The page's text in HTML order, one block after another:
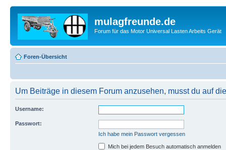
mulagfreunde.de
Forum für das Motor Universal Lasten Arbeits Gerät
Foren-Übersicht
Um Beiträge in diesem Forum anzusehen, musst du auf
Username:
Passwort:
Ich habe mein Passwort vergessen
Mich bei jedem Besuch automatisch anmelden